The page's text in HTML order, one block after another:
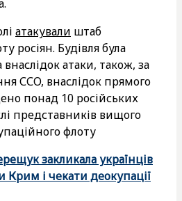
атакували штаб
росіян. Будівля була
атаки, також, за
ССО, внаслідок прямого
понад 10 російських
представників вищого
флоту
закликала українців
і чекати деокупації